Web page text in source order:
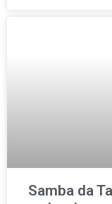
Samba da